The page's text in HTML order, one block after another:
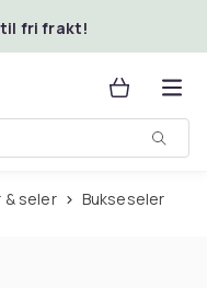
til fri frakt!
& seler Bukseseler